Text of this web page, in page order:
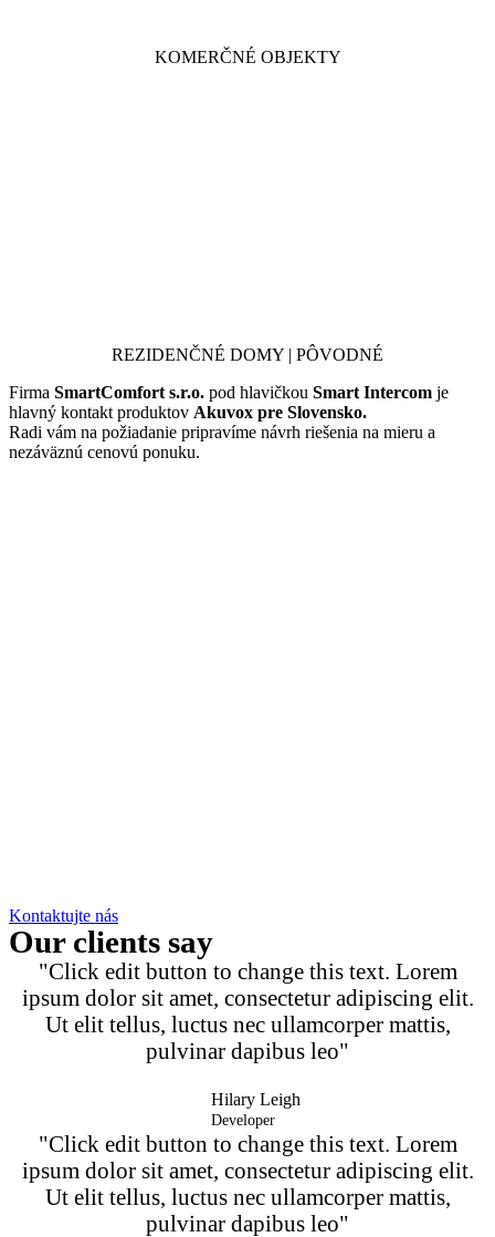
KOMERČNÉ OBJEKTY
REZIDENČNÉ DOMY | PÔVODNÉ
Firma SmartComfort s.r.o. pod hlavičkou Smart Intercom je
hlavný kontakt produktov Akuvox pre Slovensko.
Radi vám na požiadanie pripravíme návrh riešenia na mieru a
nezáväznú cenovú ponuku.
Kontaktujte nás
Our clients say
"Click edit button to change this text. Lorem
ipsum dolor sit amet, consectetur adipiscing elit.
Ut elit tellus, luctus nec ullamcorper mattis,
pulvinar dapibus leo"
Hilary Leigh
Developer
"Click edit button to change this text. Lorem
ipsum dolor sit amet, consectetur adipiscing elit.
Ut elit tellus, luctus nec ullamcorper mattis,
pulvinar dapibus leo"